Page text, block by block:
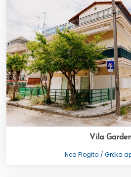
Vila
Nea Flogita / Grčka